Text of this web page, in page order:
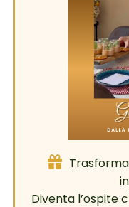
Diventa l’ospite